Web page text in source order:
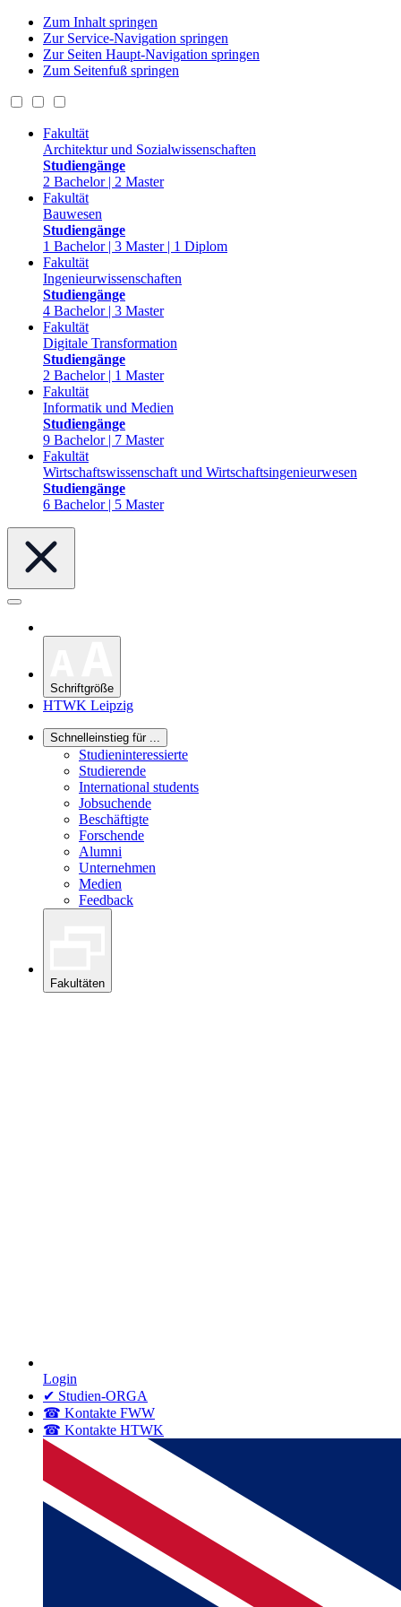
Zum Inhalt springen
Zur Service-Navigation springen
Zur Seiten Haupt-Navigation springen
Zum Seitenfuß springen
Fakultät
Architektur und Sozialwissenschaften
Studiengänge
2 Bachelor | 2 Master
Fakultät
Bauwesen
Studiengänge
1 Bachelor | 3 Master | 1 Diplom
Fakultät
Ingenieurwissenschaften
Studiengänge
4 Bachelor | 3 Master
Fakultät
Digitale Transformation
Studiengänge
2 Bachelor | 1 Master
Fakultät
Informatik und Medien
Studiengänge
9 Bachelor | 7 Master
Fakultät
Wirtschaftswissenschaft und Wirtschaftsingenieurwesen
Studiengänge
6 Bachelor | 5 Master
Schriftgröße
HTWK Leipzig
Schnelleinstieg für ...
Studieninteressierte
Studierende
International students
Jobsuchende
Beschäftigte
Forschende
Alumni
Unternehmen
Medien
Feedback
Fakultäten
Login
✔ Studien-ORGA
☎ Kontakte FWW
☎ Kontakte HTWK